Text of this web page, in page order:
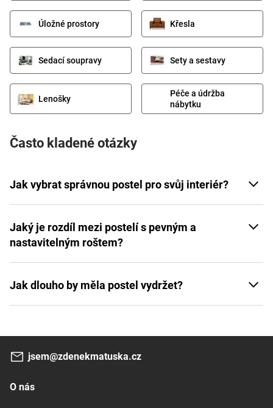
Úložné prostory Křesla
Sedací soupravy Sety a sestavy
Lenošky
Péče a údržba
nábytku
Často kladené otázky
Jak vybrat správnou postel pro svůj interiér?
Jaký je rozdíl mezi postelí s pevným a
nastavitelným roštem?
Jak dlouho by měla postel vydržet?
jsem@zdenekmatuska.cz
O nás